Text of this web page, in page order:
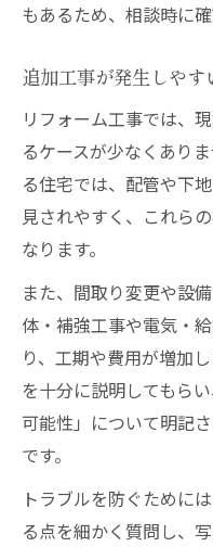
もあるため、相談時に
追加工事が発生しやす
リフォーム工事では、
るケースが少なくあり
る住宅では、配管や下
見されやすく、これら
なります。
また、間取り変更や設
体・補強工事や電気・
り、工期や費用が増加
を十分に説明してもら
可能性」について明記
です。
トラブルを防ぐために
る点を細かく質問し、